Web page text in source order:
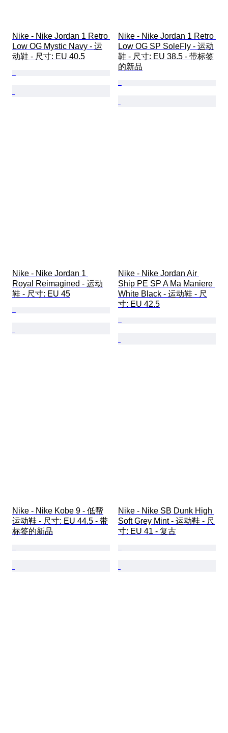
Nike - Nike Jordan 1 Retro
Low OG Mystic Navy - 运
动鞋 - 尺寸: EU 40.5
Nike - Nike Jordan 1 Retro
Low OG SP SoleFly - 运动
鞋 - 尺寸: EU 38.5 - 带标签
的新品
Nike - Nike Jordan 1
Royal Reimagined - 运动
鞋 - 尺寸: EU 45
Nike - Nike Jordan Air
Ship PE SP A Ma Maniere
White Black - 运动鞋 - 尺
寸: EU 42.5
Nike - Nike Kobe 9 - 低帮
运动鞋 - 尺寸: EU 44.5 - 带
标签的新品
Nike - Nike SB Dunk High
Soft Grey Mint - 运动鞋 - 尺
寸: EU 41 - 复古